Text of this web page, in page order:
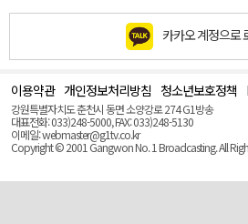
카카오 계정으로
이용약관 개인정보처리방침 청소년보호정책
강원특별자치도 춘천시 동면 소양강로 274 G1방송
대표전화: 033)248-5000, FAX: 033)248-5130
이메일: webmaster@g1tv.co.kr
Copyright © 2001 Gangwon No. 1 Broadcasting. All